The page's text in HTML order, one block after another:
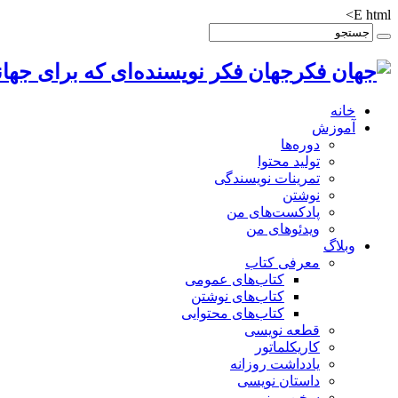
E html>
جهان فکر نویسنده‌ای که برای
خانه
آموزش
دوره‌ها
تولید محتوا
تمرینات نویسندگی
نوشتن
پادکست‌های من
ویدئوهای من
وبلاگ
معرفی کتاب
کتاب‌های عمومی
کتاب‌های نوشتن
کتاب‌های محتوایی
قطعه نویسی
کاریکلماتور
یادداشت روزانه
داستان نویسی